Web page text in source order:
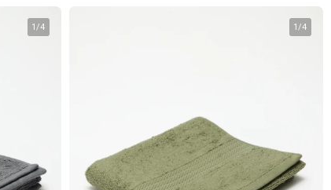
1/4 1/4